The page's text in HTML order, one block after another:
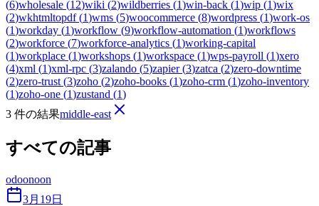
(6)wholesale (12)wiki (2)wildberries (1)win-back (1)wip (1)wix
(2)wkhtmltopdf(1)wms (5)woocommerce (8)wordpress (1)work-os
(1)workday (1)workflow (9)workflow-automation (1)workflows
(2)workforce (7)workforce-analytics (1)working-capital
(1)workplace (1)workshops (1)workspace (1)wps-payroll (1)xero
(4)xml (1)xml-rpc (3)zalando (5)zapier(3)zatca (2)zero-downtime
(2)zero-trust (3)zoho (2)zoho-books (1)zoho-crm (1)zoho-inventory
(1)zoho-one (1)zustand (1)
3 件の結果middle-east
すべての記事
odoonoon
3月19日